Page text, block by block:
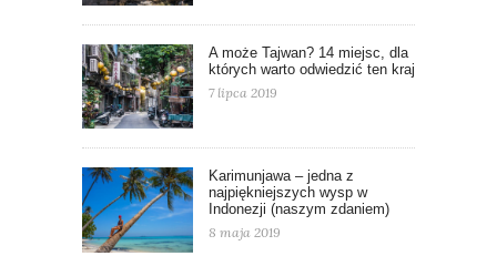
A może Tajwan? 14 miejsc, dla
których warto odwiedzić ten kraj
7 lipca 2019
Karimunjawa – jedna z
najpiękniejszych wysp w
Indonezji (naszym zdaniem)
8 maja 2019